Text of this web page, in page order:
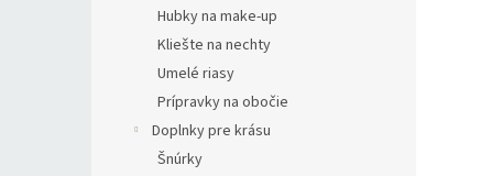
Hubky na make-up
Kliešte na nechty
Umelé riasy
Prípravky na obočie
Doplnky pre krásu
Šnúrky